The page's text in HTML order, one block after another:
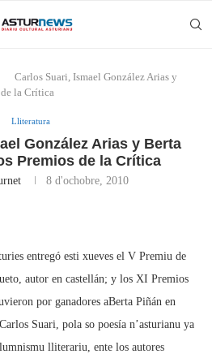
Carlos Suari, Ismael González Arias y
la Crítica
Lliteratura
González Arias y Berta
Premios de la Crítica
8 d'ochobre, 2010
entregó esti xueves el V Premiu de
autor en castellán; y los XI Premios
por ganadores aBerta Piñán en
Suari, pola so poesía n’asturianu ya
lliterariu, ente los autores